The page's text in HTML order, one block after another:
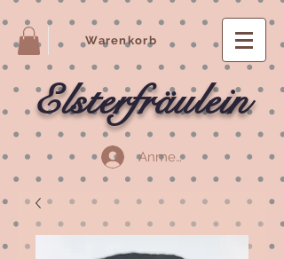
Warenkorb
Elsterfräulein
Anmelden